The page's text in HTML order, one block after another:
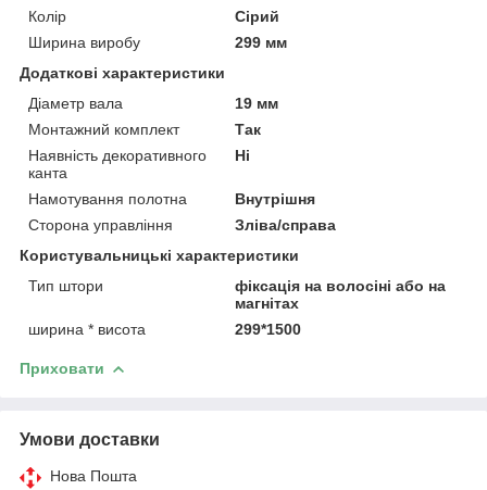
Колір
Сірий
Ширина виробу
299 мм
Додаткові характеристики
Діаметр вала
19 мм
Монтажний комплект
Так
Наявність декоративного
канта
Ні
Намотування полотна
Внутрішня
Сторона управління
Зліва/справа
Користувальницькі характеристики
Тип штори
фіксація на волосіні або на
магнітах
ширина * висота
299*1500
Приховати
Умови доставки
Нова Пошта